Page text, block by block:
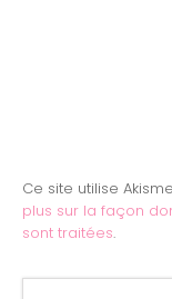
Ce site utilise
plus sur la façon
sont traitées.